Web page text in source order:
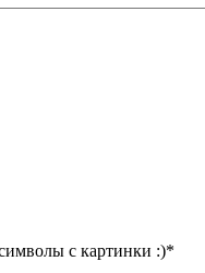
с картинки :)*